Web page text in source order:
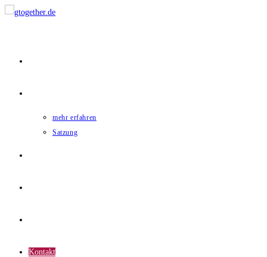
mehr erfahren
Satzung
Kontakt